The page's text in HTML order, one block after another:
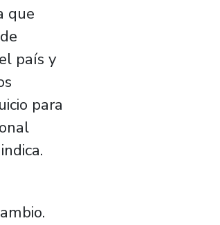
que
país y
para